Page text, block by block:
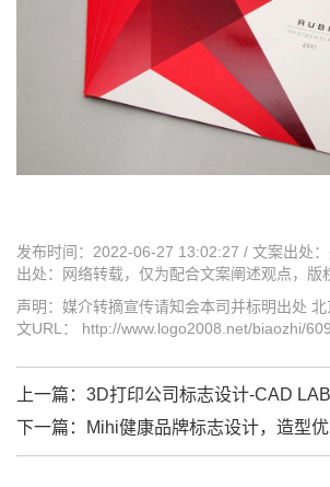
发布时间：2022-06-27 13:02:27 / 文案出处
出处：网络转载，仅为配合文案阐述观点，版
声明：媒介转摘宣传请知会本司并标明出处
文URL： http://www.logo2008.net/biaozhi/
上一篇： 3D打印公司标志设计-CAD
下一篇：
Mihi健康品牌标志设计，造型